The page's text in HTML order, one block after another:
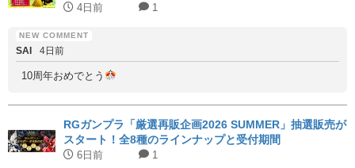
4日前 1
SAI 4日前
10周年おめでとう
RGガンプラ「厳選再販企画2026 SUMMER」抽選販売が
スタート！全8種のラインナップと受付期間
6日前 1